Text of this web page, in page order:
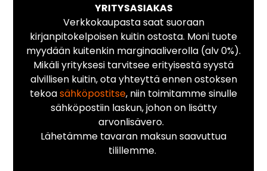
YRITYSASIAKAS
Verkkokaupasta saat suoraan
kirjanpitokelpoisen kuitin ostosta. Moni tuote
myydään kuitenkin marginaaliverolla (alv 0%).
Mikäli yrityksesi tarvitsee erityisestä syystä
alvillisen kuitin, ota yhteyttä ennen ostoksen
tekoasähköpostitse, niin toimitamme sinulle
sähköpostiin laskun, johon on lisätty
arvonlisävero.
Lähetämme tavaran maksun saavuttua
tilillemme.